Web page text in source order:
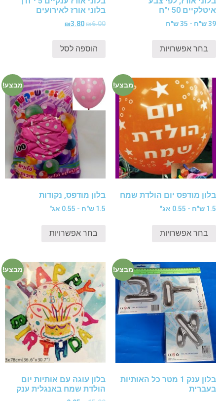
איטלקיים 50 י"ח
39 ש"ח - 35 ש"ח
בחר אפשרויות
בלוני אורז לאירועים
₪6.00
₪3.80
הוספה לסל
מבצע!
בלון מודפס יום הולדת שמח
1.5 ש"ח - 0.55 אג"
בחר אפשרויות
מבצע!
בלון מודפס, נקודות
1.5 ש"ח - 0.55 אג"
בחר אפשרויות
מבצע!
בלון ענק 1 מטר כל האותיות
בעברית
מבצע!
בלון עוגה עם אותיות יום
הולדת שמח באנגלית ענק